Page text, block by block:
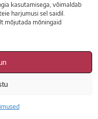
kasutamisega, võimaldab
harjumusi sel saidil.
mõjutada mõningaid
ToimetusTutvustus